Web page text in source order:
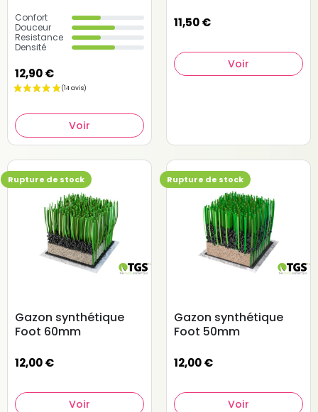
Confort
Douceur
Resistance
Densité
12,90 €
Voir
11,50 €
Voir
Rupture de stock
Gazon synthétique
Foot 60mm
12,00 €
Voir
Rupture de stock
Gazon synthétique
Foot 50mm
12,00 €
Voir